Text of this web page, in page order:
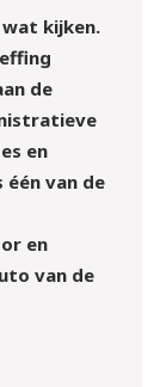
wat kijken.
de
en
één van de
en
van de